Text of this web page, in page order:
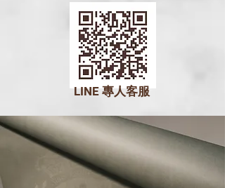
LINE專人客服